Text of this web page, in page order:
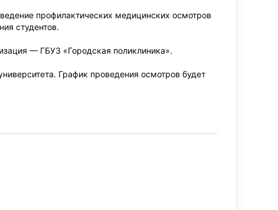
профилактических медицинских осмотров
студентов.
— ГБУЗ «Городская поликлиника».
График проведения осмотров будет